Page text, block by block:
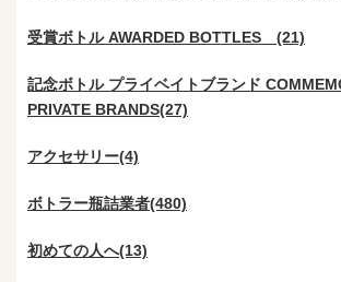
受賞ボトル AWARDED BOTTLES (21)
記念ボトル プライベイトブランド
PRIVATE BRANDS(27)
アクセサリー(4)
ボトラー瓶詰業者(480)
初めての人へ(13)